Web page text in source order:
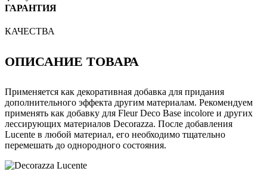
ГАРАНТИЯ
КАЧЕСТВА
ОПИСАНИЕ ТОВАРА
Применяется как декоративная добавка для придания
дополнительного эффекта другим материалам. Рекомендуем
применять как добавку для Fleur Deco Base incolore и других
лессирующих материалов Decorazza. После добавления
Lucente в любой материал, его необходимо тщательно
перемешать до однородного состояния.